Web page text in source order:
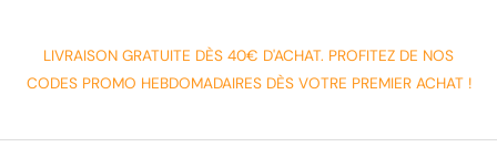
LIVRAISON GRATUITE DÈS 40€ D'ACHAT. PROFITEZ DE NOS
CODES PROMO HEBDOMADAIRES DÈS VOTRE PREMIER ACHAT !